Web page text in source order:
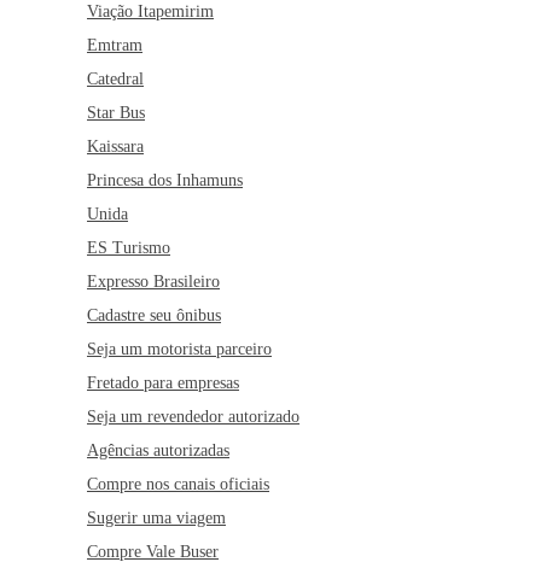
Viação Itapemirim
Emtram
Catedral
Star Bus
Kaissara
Princesa dos Inhamuns
Unida
ES Turismo
Expresso Brasileiro
Cadastre seu ônibus
Seja um motorista parceiro
Fretado para empresas
Seja um revendedor autorizado
Agências autorizadas
Compre nos canais oficiais
Sugerir uma viagem
Compre Vale Buser